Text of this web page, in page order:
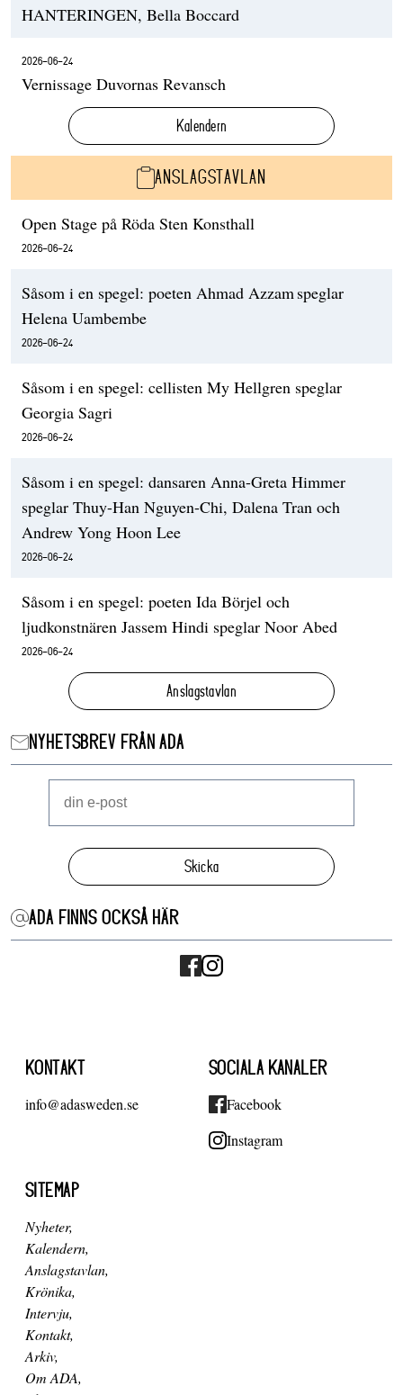
HANTERINGEN, Bella Boccard
2026-06-24
Vernissage Duvornas Revansch
Kalendern
ANSLAGSTAVLAN
Open Stage på Röda Sten Konsthall
2026-06-24
Såsom i en spegel: poeten Ahmad Azzam speglar
Helena Uambembe
2026-06-24
Såsom i en spegel: cellisten My Hellgren speglar
Georgia Sagri
2026-06-24
Såsom i en spegel: dansaren Anna-Greta Himmer
speglar Thuy-Han Nguyen-Chi, Dalena Tran och
Andrew Yong Hoon Lee
2026-06-24
Såsom i en spegel: poeten Ida Börjel och
ljudkonstnären Jassem Hindi speglar Noor Abed
2026-06-24
Anslagstavlan
NYHETSBREV FRÅN ADA
Skicka
ADA FINNS OCKSÅ HÄR
KONTAKT
info@adasweden.se
SOCIALA KANALER
Facebook
Instagram
SITEMAP
Nyheter
Kalendern
Anslagstavlan
Krönika
Intervju
Kontakt
Arkiv
Om ADA